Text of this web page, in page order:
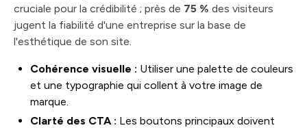
cruciale pour la crédibilité ; près de 75 % des visiteurs
jugent la fiabilité d'une entreprise sur la base de
l'esthétique de son site.
Cohérence visuelle : Utiliser une palette de couleurs
et une typographie qui collent à votre image de
marque.
Clarté des CTA : Les boutons principaux doivent